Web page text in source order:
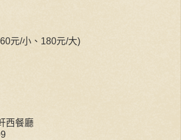
元/小、180元/大)
西餐廳